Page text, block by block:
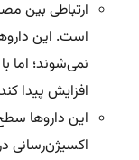
ارتباطی بین
است. این
نمی‌شوند؛ اما
افزایش پیدا
این داروها
اکسیژن‌رسانی